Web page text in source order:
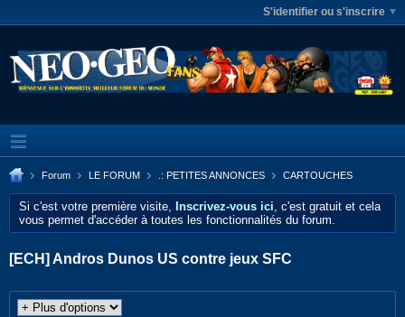
S'identifier ou s'inscrire
Forum LE FORUM .: PETITES ANNONCES CARTOUCHES
Si c'est votre première visite, Inscrivez-vous ici, c'est gratuit et cela
vous permet d'accéder à toutes les fonctionnalités du forum.
[ECH] Andros Dunos US contre jeux SFC